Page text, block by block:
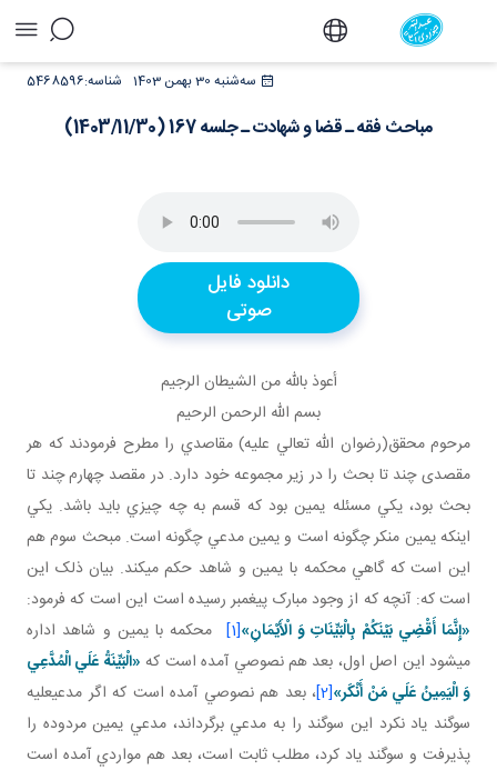
مباحث فقه ـ قضا و شهادت ـ جلسه 167 سه‌شنبه 30 بهمن 1403 5468596شناسه:
مباحث فقه ـ قضا و شهادت ـ جلسه 167 (1403/11/30)
دانلود فایل
صوتی
أعوذ بالله من الشيطان الرجيم
بسم الله الرحمن الرحيم
مرحوم محقق(رضوان الله تعالي عليه) مقاصدي را مطرح فرمودند که هر
مقصدی چند تا بحث را در زير مجموعه خود دارد. در مقصد چهارم چند تا
بحث بود، يکي مسئله يمين بود که قسم به چه چيزي بايد باشد. يکي
اينکه يمين منکر چگونه است و يمين مدعي چگونه است. مبحث سوم هم
اين است که گاهي محکمه با يمين و شاهد حکم مي کند. بيان ذلک اين
است که: آنچه که از وجود مبارک پيغمبر رسيده است اين است که فرمود:
«إِنَّمَا أَقْضِي‏ بَيْنَكُمْ بِالْبَيِّنَاتِ وَ الْأَيْمَانِ»[1]
محکمه با يمين و شاهد اداره
مي شود اين اصل اول، بعد هم نصوصي آمده است که «الْبَيِّنَةُ عَلَي الْمُدَّعِي
وَ الْيَمِينُ عَلَي مَنْ أَنْكَر»[2] ، بعد هم نصوصي آمده است که اگر مدعي عليه
سوگند ياد نکرد اين سوگند را به مدعي برگرداند، مدعي يمين مردوده را
پذيرفت و سوگند ياد کرد، مطلب ثابت است، بعد هم مواردي آمده است